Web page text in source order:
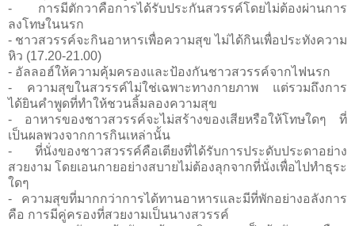
- การมีตักวาคือการได้รับประกันสวรรค์โดยไม่ต้องผ่านการ
ลงโทษในนรก
- ชาวสวรรค์จะกินอาหารเพื่อความสุข ไม่ได้กินเพื่อประทังความ
หิว (17.20-21.00)
- อัลลอฮ์ให้ความคุ้มครองและป้องกันชาวสวรรค์จากไฟนรก
- ความสุขในสวรรค์ไม่ใช่เฉพาะทางกายภาพ แต่รวมถึงการ
ได้ยินคำพูดที่ทำให้ชวนลิ้มลองความสุข
- อาหารของชาวสวรรค์จะไม่สร้างของเสียหรือให้โทษใดๆ ที่
เป็นผลพวงจากการกินเหล่านั้น
- ที่นั่งของชาวสวรรค์คือเตียงที่ได้รับการประดับประดาอย่าง
สวยงาม โดยเอนกายอย่างสบายไม่ต้องลุกจากที่นั่งเพื่อไปทำธุระ
ใดๆ
- ความสุขที่มากกว่าการได้ทานอาหารและมีที่พักอย่างอลังการ
คือ การมีคู่ครองที่สวยงามเป็นนางสวรรค์